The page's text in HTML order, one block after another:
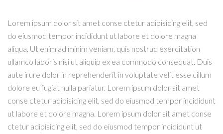
Lorem ipsum dolor sit amet conse ctetur adipisicing elit, sed
do eiusmod tempor incididunt ut labore et dolore magna
aliqua. Ut enim ad minim veniam, quis nostrud exercitation
ullamco laboris nisi ut aliquip ex ea commodo consequat. Duis
aute irure dolor in reprehenderit in voluptate velit esse cillum
dolore eu fugiat nulla pariatur. Lorem ipsum dolor sit amet
conse ctetur adipisicing elit, sed do eiusmod tempor incididunt
ut labore et dolore magna. Lorem ipsum dolor sit amet conse
ctetur adipisicing elit, sed do eiusmod tempor incididunt ut